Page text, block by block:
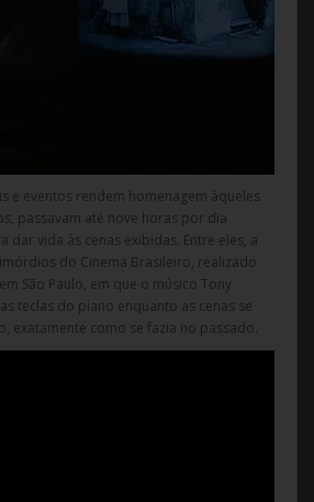
e eventos rendem homenagem àqueles
passavam até nove horas por dia
dar vida às cenas exibidas. Entre eles, a
do Cinema Brasileiro, realizado
São Paulo, em que o músico Tony
teclas do piano enquanto as cenas se
exatamente como se fazia no passado.